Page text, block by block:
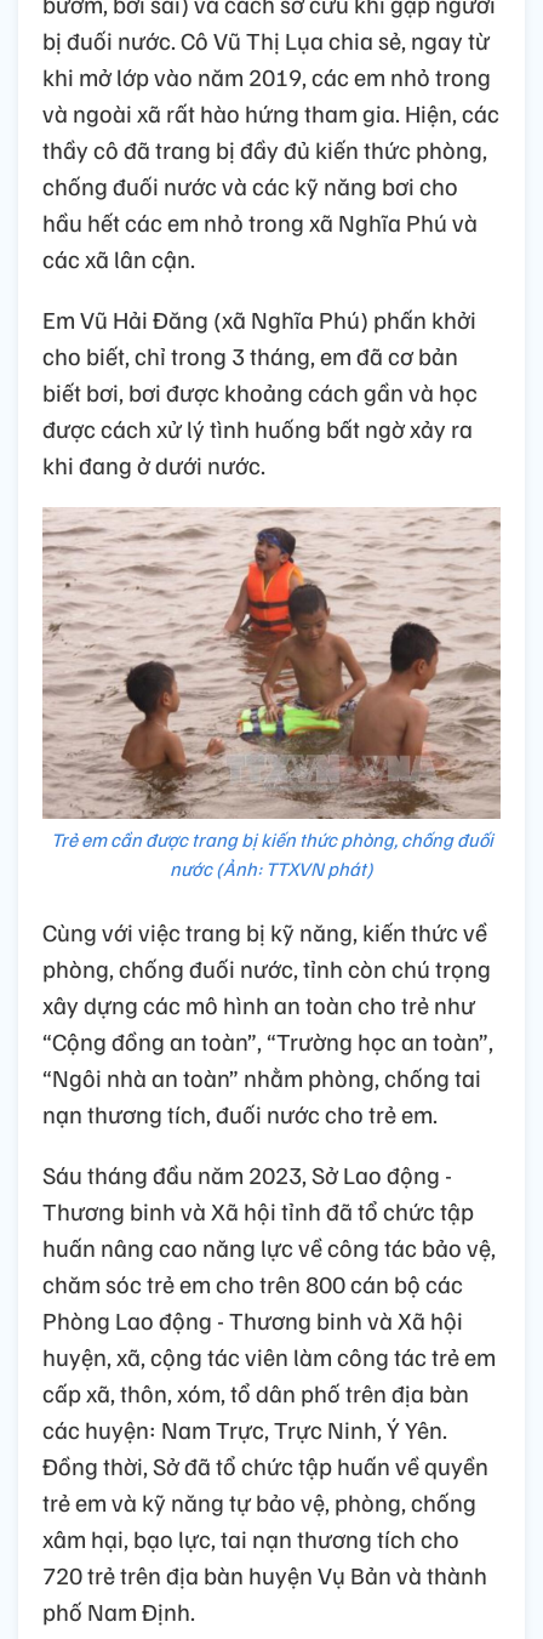
bị đuối nước. Cô Vũ Thị Lụa chia sẻ, ngay từ
khi mở lớp vào năm 2019, các em nhỏ trong
và ngoài xã rất hào hứng tham gia. Hiện, các
thầy cô đã trang bị đầy đủ kiến thức phòng,
chống đuối nước và các kỹ năng bơi cho
hầu hết các em nhỏ trong xã Nghĩa Phú và
các xã lân cận.
Em Vũ Hải Đăng (xã Nghĩa Phú) phấn khởi
cho biết, chỉ trong 3 tháng, em đã cơ bản
biết bơi, bơi được khoảng cách gần và học
được cách xử lý tình huống bất ngờ xảy ra
khi đang ở dưới nước.
Trẻ em cần được trang bị kiến thức phòng, chống đuối
nước (Ảnh: TTXVN phát)
Cùng với việc trang bị kỹ năng, kiến thức về
phòng, chống đuối nước, tỉnh còn chú trọng
xây dựng các mô hình an toàn cho trẻ như
“Cộng đồng an toàn”, “Trường học an toàn”,
“Ngôi nhà an toàn” nhằm phòng, chống tai
nạn thương tích, đuối nước cho trẻ em.
Sáu tháng đầu năm 2023, Sở Lao động -
Thương binh và Xã hội tỉnh đã tổ chức tập
huấn nâng cao năng lực về công tác bảo vệ,
chăm sóc trẻ em cho trên 800 cán bộ các
Phòng Lao động - Thương binh và Xã hội
huyện, xã, cộng tác viên làm công tác trẻ em
cấp xã, thôn, xóm, tổ dân phố trên địa bàn
các huyện: Nam Trực, Trực Ninh, Ý Yên.
Đồng thời, Sở đã tổ chức tập huấn về quyền
trẻ em và kỹ năng tự bảo vệ, phòng, chống
xâm hại, bạo lực, tai nạn thương tích cho
720 trẻ trên địa bàn huyện Vụ Bản và thành
phố Nam Định.